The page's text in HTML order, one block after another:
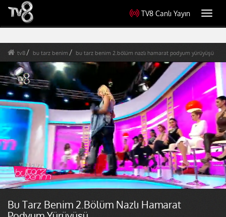
TV8 Canlı Yayın
tv8 bu tarz benim bu tarz benim 2.bölüm nazlı hamarat podyum yürüyüşü
Bu Tarz Benim 2.Bölüm Nazlı Hamarat